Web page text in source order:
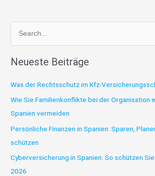
u
c
e
n
n
a
c
h
:
Neueste Beiträge
Was der Rechtsschutz im Kfz-
Wie Sie Familienkonflikte bei der Organisation
Spanien vermeiden
Persönliche Finanzen in Spanien: Sparen,
schützen
Cyberversicherung in Spanien: So schützen
2026